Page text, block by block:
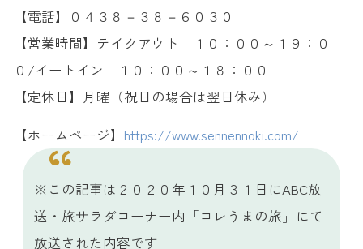
【電話】０４３８－３８－６０３０
【営業時間】テイクアウト １０：００～１９：０
０/イートイン １０：００～１８：００
【定休日】月曜（祝日の場合は翌日休み）
【ホームページ】 https://www.sennennoki.com/
※この記事は２０２０年１０月３１日にABC放
送・旅サラダコーナー内「コレうまの旅」にて
放送された内容です